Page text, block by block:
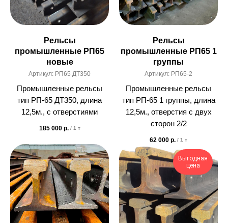
Рельсы
промышленные РП65
новые
Артикул: РП65 ДТ350
Промышленные рельсы
тип РП-65 ДТ350, длина
12,5м., с отверстиями
185 000 р. / 1 т
Рельсы
промышленные РП65 1
группы
Артикул: РП65-2
Промышленные рельсы
тип РП-65 1 группы, длина
12,5м., отверстия с двух
сторон 2/2
62 000 р. / 1 т
Выгодная
цена